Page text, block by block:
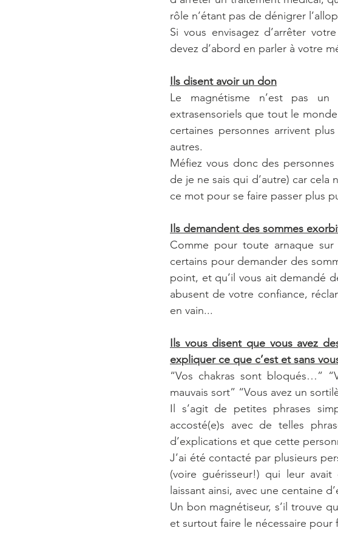
rôle n’étant pas de dénigrer
Si vous envisagez d’arrêter
devez d’abord en parler à votre
Ils disent avoir un don
Le magnétisme n’est pas
extrasensoriels que tout le
certaines personnes arrivent
autres.
Méfiez vous donc des
de je ne sais qui d’autre) car
ce mot pour se faire passer plus
Ils demandent des sommes
Comme pour toute arnaque
certains pour demander des
point, et qu’il vous ait demandé
abusent de votre confiance,
en vain...
Ils vous disent que vous avez
expliquer ce que c’est et sans
“Vos chakras sont bloqués…”
mauvais sort” “Vous avez un
Il s’agit de petites phrases
accosté(e)s avec de telles
d’explications et que cette
J’ai été contacté par plusieurs
(voire guérisseur!) qui leur
laissant ainsi, avec une centaine
Un bon magnétiseur, s’il trouve
et surtout faire le nécessaire